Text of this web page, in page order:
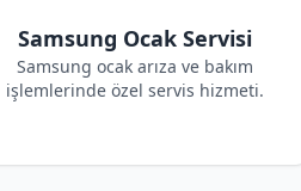
Samsung Ocak Servisi
Samsung ocak arıza ve bakım
işlemlerinde özel servis hizmeti.